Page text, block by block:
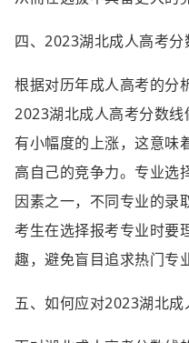
四、2023湖北成人高考
根据对历年成人高考的分
2023湖北成人高考分数
有小幅度的上涨，这意味
高自己的竞争力。专业选
因素之一，不同专业的录
考生在选择报考专业时要
趣，避免盲目追求热门专
五、如何应对2023湖北